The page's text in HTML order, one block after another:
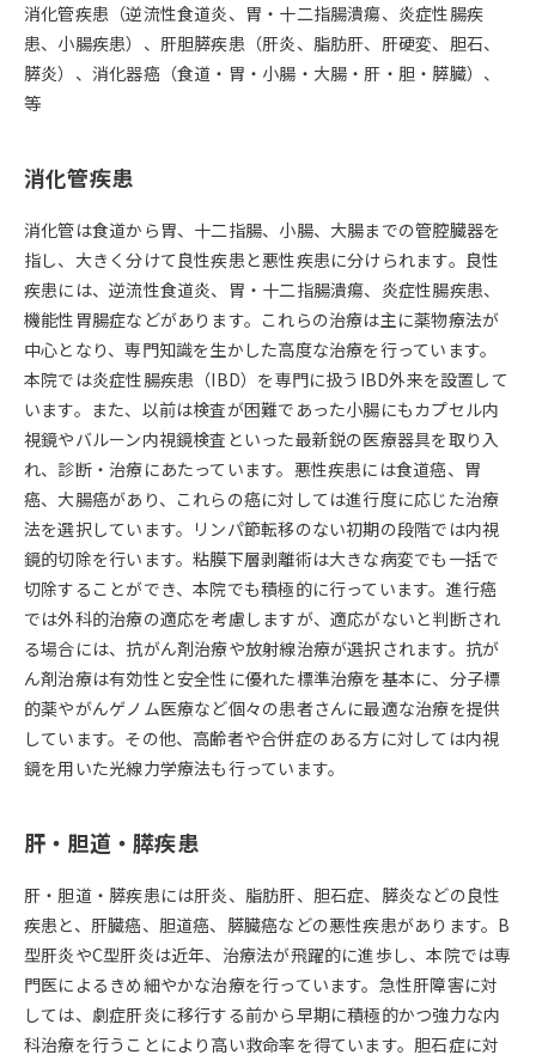
消化管疾患（逆流性食道炎、胃・十二指腸潰瘍、炎症性腸疾
患、小腸疾患）、肝胆膵疾患（肝炎、脂肪肝、肝硬変、胆石、
膵炎）、消化器癌（食道・胃・小腸・大腸・肝・胆・膵臓）、
等
消化管疾患
消化管は食道から胃、十二指腸、小腸、大腸までの管腔臓器を
指し、大きく分けて良性疾患と悪性疾患に分けられます。良性
疾患には、逆流性食道炎、胃・十二指腸潰瘍、炎症性腸疾患、
機能性胃腸症などがあります。これらの治療は主に薬物療法が
中心となり、専門知識を生かした高度な治療を行っています。
本院では炎症性腸疾患（IBD）を専門に扱うIBD外来を設置して
います。また、以前は検査が困難であった小腸にもカプセル内
視鏡やバルーン内視鏡検査といった最新鋭の医療器具を取り入
れ、診断・治療にあたっています。悪性疾患には食道癌、胃
癌、大腸癌があり、これらの癌に対しては進行度に応じた治療
法を選択しています。リンパ節転移のない初期の段階では内視
鏡的切除を行います。粘膜下層剥離術は大きな病変でも一括で
切除することができ、本院でも積極的に行っています。進行癌
では外科的治療の適応を考慮しますが、適応がないと判断され
る場合には、抗がん剤治療や放射線治療が選択されます。抗が
ん剤治療は有効性と安全性に優れた標準治療を基本に、分子標
的薬やがんゲノム医療など個々の患者さんに最適な治療を提供
しています。その他、高齢者や合併症のある方に対しては内視
鏡を用いた光線力学療法も行っています。
肝・胆道・膵疾患
肝・胆道・膵疾患には肝炎、脂肪肝、胆石症、膵炎などの良性
疾患と、肝臓癌、胆道癌、膵臓癌などの悪性疾患があります。B
型肝炎やC型肝炎は近年、治療法が飛躍的に進歩し、本院では専
門医によるきめ細やかな治療を行っています。急性肝障害に対
しては、劇症肝炎に移行する前から早期に積極的かつ強力な内
科治療を行うことにより高い救命率を得ています。胆石症に対